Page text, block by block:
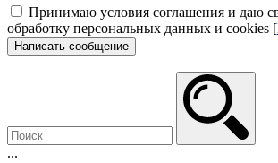
Принимаю условия соглашения и даю
обработку персональных данных и cookies [
Написать сообщение
...